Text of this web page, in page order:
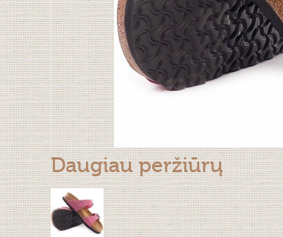
Daugiau peržiūrų